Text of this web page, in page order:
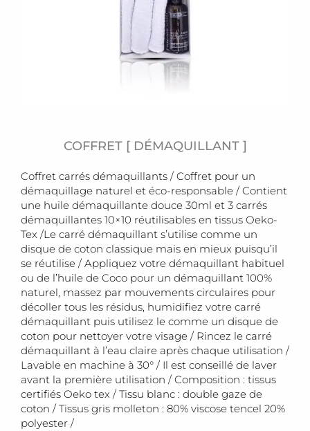
COFFRET [ DÉMAQUILLANT ]
Coffret carrés démaquillants / Coffret pour un
démaquillage naturel et éco-responsable / Contient
une huile démaquillante douce 30ml et 3 carrés
démaquillantes 10×10 réutilisables en tissus Oeko-
Tex /Le carré démaquillant s’utilise comme un
disque de coton classique mais en mieux puisqu’il
se réutilise / Appliquez votre démaquillant habituel
ou de l’huile de Coco pour un démaquillant 100%
naturel, massez par mouvements circulaires pour
décoller tous les résidus, humidifiez votre carré
démaquillant puis utilisez le comme un disque de
coton pour nettoyer votre visage / Rincez le carré
démaquillant à l’eau claire après chaque utilisation /
Lavable en machine à 30° / Il est conseillé de laver
avant la première utilisation / Composition : tissus
certifiés Oeko tex / Tissu blanc : double gaze de
coton / Tissus gris molleton : 80% viscose tencel 20%
polyester /